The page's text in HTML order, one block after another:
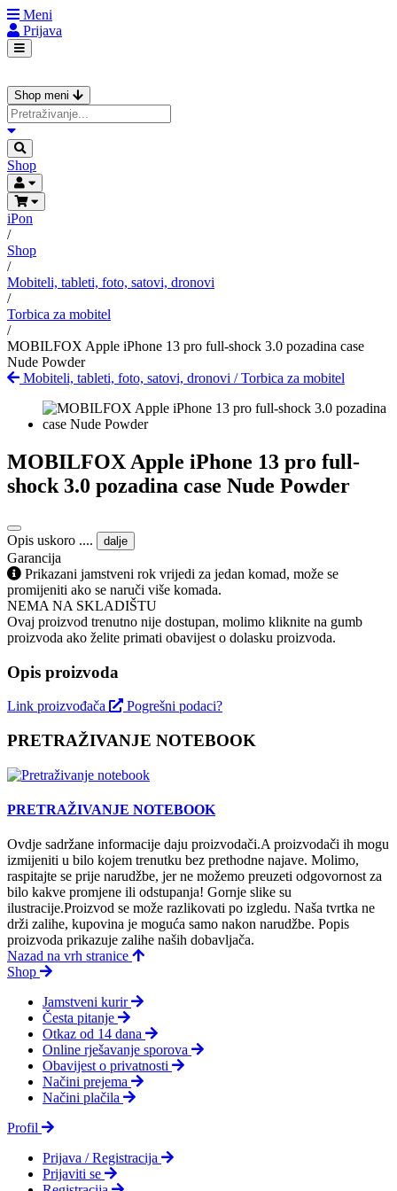
Meni
Prijava
Shop meni
Shop
iPon
/
Shop
/
Mobiteli, tableti, foto, satovi, dronovi
/
Torbica za mobitel
/
MOBILFOX Apple iPhone 13 pro full-shock 3.0 pozadina case
Nude Powder
Mobiteli, tableti, foto, satovi, dronovi /Torbica za mobitel
MOBILFOX Apple iPhone 13 pro full-
shock 3.0 pozadina case Nude Powder
Opis uskoro .... dalje
Garancija
Prikazani jamstveni rok vrijedi za jedan komad, može se
promijeniti ako se naruči više komada.
NEMA NA SKLADIŠTU
Ovaj proizvod trenutno nije dostupan, molimo kliknite na gumb
proizvoda ako želite primati obavijest o dolasku proizvoda.
Opis proizvoda
Link proizvođača Pogrešni podaci?
PRETRAŽIVANJE NOTEBOOK
PRETRAŽIVANJE NOTEBOOK
Ovdje sadržane informacije daju proizvodači.A proizvodači ih mogu
izmijeniti u bilo kojem trenutku bez prethodne najave. Molimo,
raspitajte se prije narudžbe, jer ne možemo preuzeti odgovornost za
bilo kakve promjene ili odstupanja! Gornje slike su
ilustracije.Proizvod se može razlikovati po izgledu. Naša tvrtka ne
drži zalihe, kupovina je moguća samo nakon narudžbe. Popis
proizvoda prikazuje zalihe naših dobavljača.
Nazad na vrh stranice
Shop
Jamstveni kurir
Česta pitanje
Otkaz od 14 dana
Online rješavanje sporova
Obavijest o privatnosti
Načini prejema
Načini plačila
Profil
Prijava / Registracija
Prijaviti se